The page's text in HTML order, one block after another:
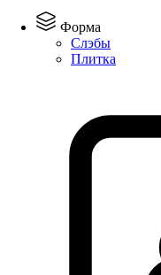
Форма
Слэбы
Плитка